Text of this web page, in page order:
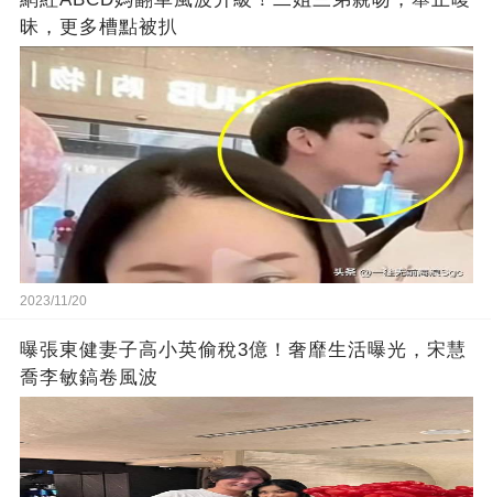
昧，更多槽點被扒
2023/11/20
曝張東健妻子高小英偷稅3億！奢靡生活曝光，宋慧
喬李敏鎬卷風波